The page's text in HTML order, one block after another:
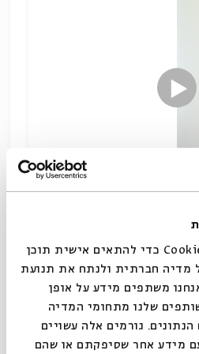
אנחנו משתמשים בקובצי Cookie כדי להתאים אישית תוכן
מדיה חברתית ולנתח את תנועת
משתפים מידע על אופן
שלנו מתחומי המדיה
גורמים אלה עשויים
מידע אחר שסיפקתם או שהם
בשבת וכיצד הלכות השבת
מחשבת ההלכה יצחק ליפשיץ